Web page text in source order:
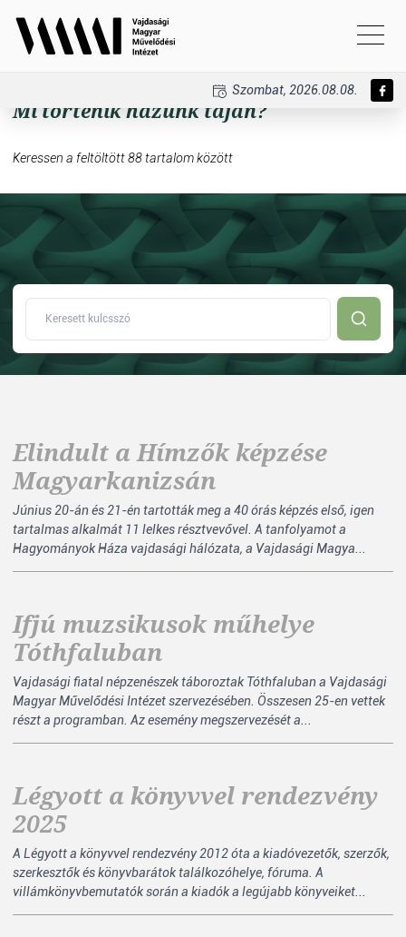
Szombat, 2026.08.08.
Mi történik házunk táján?
Keressen a feltöltött 88 tartalom között
Elindult a Hímzők képzése
Magyarkanizsán
Június 20-án és 21-én tartották meg a 40 órás képzés első, igen
tartalmas alkalmát 11 lelkes résztvevővel. A tanfolyamot a
Hagyományok Háza vajdasági hálózata, a Vajdasági Magya...
Ifjú muzsikusok műhelye
Tóthfaluban
Vajdasági fiatal népzenészek táboroztak Tóthfaluban a Vajdasági
Magyar Művelődési Intézet szervezésében. Összesen 25-en vettek
részt a programban. Az esemény megszervezését a...
Légyott a könyvvel rendezvény
2025
A Légyott a könyvvel rendezvény 2012 óta a kiadóvezetők, szerzők,
szerkesztők és könyvbarátok találkozóhelye, fóruma. A
villámkönyvbemutatók során a kiadók a legújabb könyveiket...